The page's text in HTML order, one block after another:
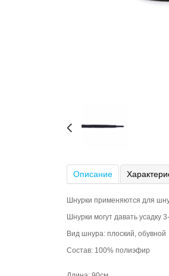
Описание
Шнурки применяются для
Шнурки могут давать усадку
Вид шнура: плоский, обувной
Состав: 100% полиэфир